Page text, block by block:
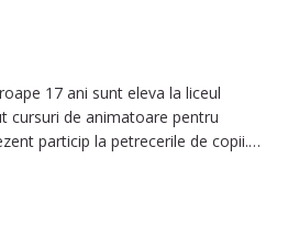
17 ani sunt eleva la liceul
cursuri de animatoare pentru
particip la petrecerile de copii.
Malteza, pentru copii cu
ani. In prezent particip la cursuri
a imi promova examenul